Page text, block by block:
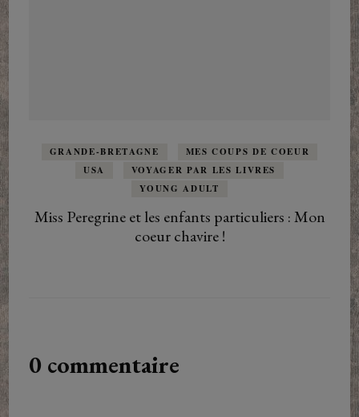
GRANDE-BRETAGNE
MES COUPS DE COEUR
USA
VOYAGER PAR LES LIVRES
YOUNG ADULT
Miss Peregrine et les enfants particuliers : Mon
coeur chavire !
0 commentaire